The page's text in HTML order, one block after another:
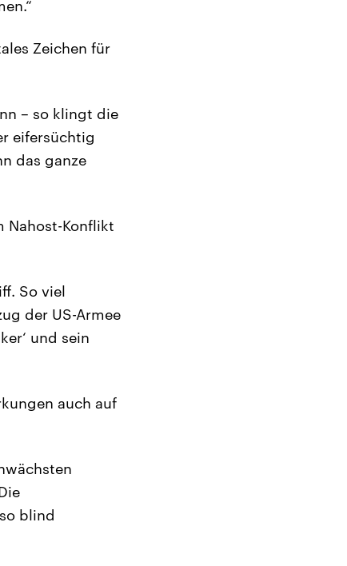
Zeichen für
– so klingt die
eifersüchtig
das ganze
Nahost-Konflikt
So viel
der US-Armee
und sein
auch auf
blind